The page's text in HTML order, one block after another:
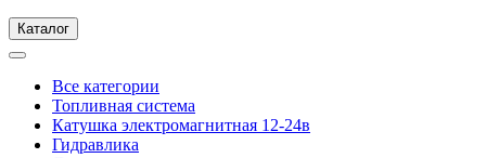
Каталог
Все категории
Топливная система
Катушка электромагнитная 12-24в
Гидравлика